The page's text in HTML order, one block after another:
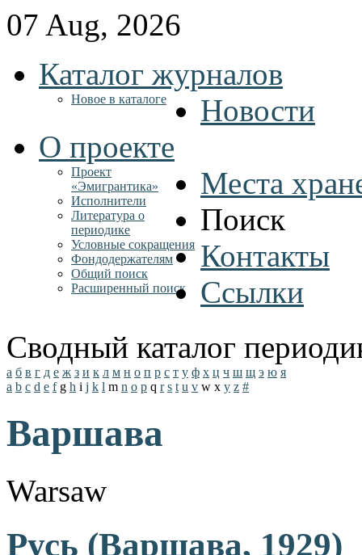
07 Aug, 2026
Каталог журналов
Новое в каталоге
Новости
О проекте
Проект
«Эмигрантика»
Исполнители
Литература о
периодике
Условные сокращения
Фондодержателям
Места
Поиск
Общий поиск
Расширенный поиск
Контакты
Ссылки
Сводный каталог
а б в г д е ж з и к л м н о п р с т у ф х ц ч ш щ э ю я
a b c d e f g h i j k l m n o p q r s t u v w x y z #
Варшава
Warsaw
Русь (Варшава, 1929)